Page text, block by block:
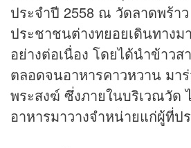
ประจำปี 2558 ณ วัดลาดพร้าว
ประชาชนต่างทยอยเดินทาง
อย่างต่อเนื่อง โดยได้นำข้าวส
ตลอดจนอาหารคาวหวาน มา
พระสงฆ์ ซึ่งภายในบริเวณวัด
อาหารมาวางจำหน่ายแก่ผู้ที่ป